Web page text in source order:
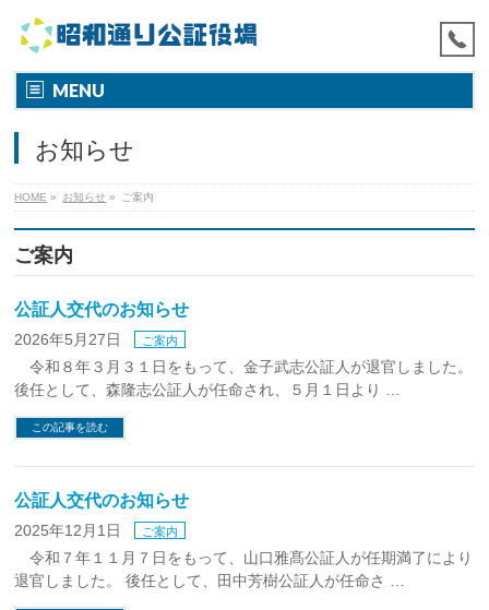
MENU
お知らせ
HOME » お知らせ » ご案内
ご案内
公証人交代のお知らせ
2026年5月27日 ご案内
令和８年３月３１日をもって、金子武志公証人が退官しました。
後任として、森隆志公証人が任命され、５月１日より …
この記事を読む
公証人交代のお知らせ
2025年12月1日 ご案内
令和７年１１月７日をもって、山口雅髙公証人が任期満了により
退官しました。 後任として、田中芳樹公証人が任命さ …